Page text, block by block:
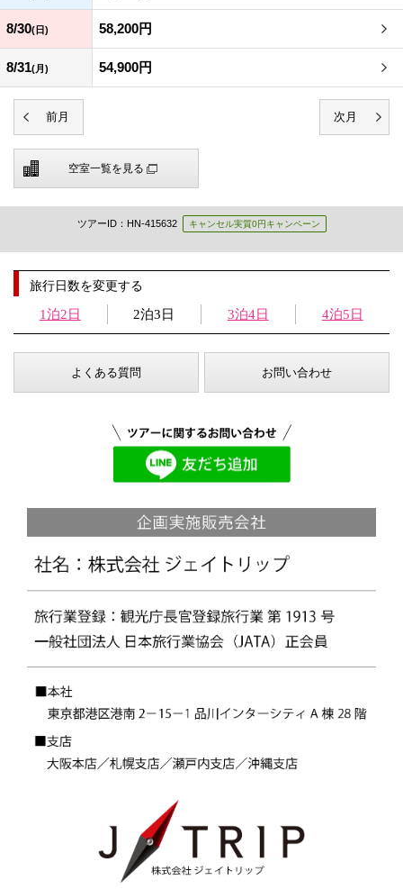
8/30(日) 58,200円
8/31(月) 54,900円
空室一覧を見る
ツアーID：HN-415632 キャンセル実質0円キャンペーン
旅行日数を変更する
1泊2日 2泊3日 3泊4日 4泊5日
よくある質問 お問い合わせ